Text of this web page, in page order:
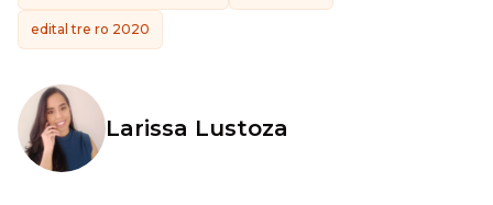
edital tre ro 2020
Larissa Lustoza